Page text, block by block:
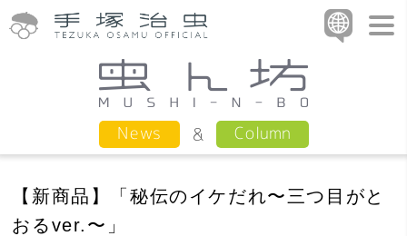
News Column
【新商品】「秘伝のイケだれ〜三つ目がと
おるver.〜」